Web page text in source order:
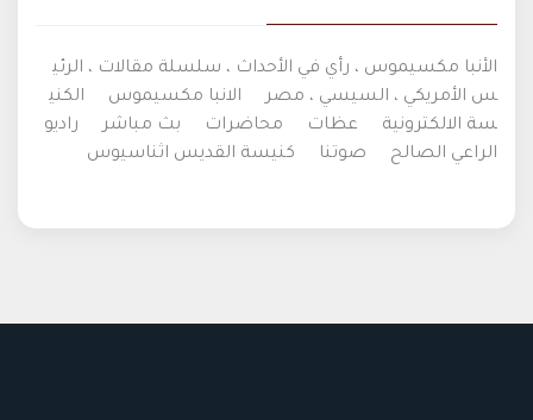
الأنبا مكسيموس ، رأي في الأحداث ، سلسلة مقالات ، الرئي
س الأمريكي ، السيسي ، مصر
الانبا مكسيموس
الكني
سة الالكترونية
عظات محاضرات بث مباشر
راديو
الراعي الصالح
صوتنا كنيسة القديس اثناسيوس